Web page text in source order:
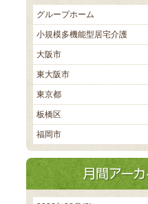
グループホーム
小規模多機能型居宅介護
大阪市
東大阪市
東京都
板橋区
福岡市